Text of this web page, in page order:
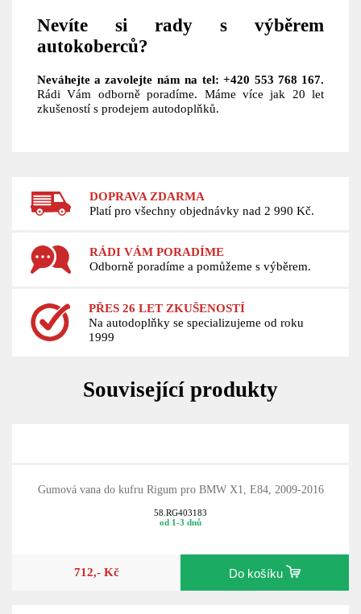
Nevíte si rady s výběrem
autokoberců?
Neváhejte a zavolejte nám na tel: +420 553 768 167.
Rádi Vám odborně poradíme. Máme více jak 20 let
zkušeností s prodejem autodoplňků.
DOPRAVA ZDARMA
Platí pro všechny objednávky nad 2 990 Kč.
RÁDI VÁM PORADÍME
Odborně poradíme a pomůžeme s výběrem.
PŘES 26 LET ZKUŠENOSTÍ
Na autodoplňky se specializujeme od roku
1999
Související produkty
Gumová vana do kufru Rigum pro BMW X1, E84, 2009-2016
58.RG403183
od 1-3 dnů
712,- Kč Do košíku